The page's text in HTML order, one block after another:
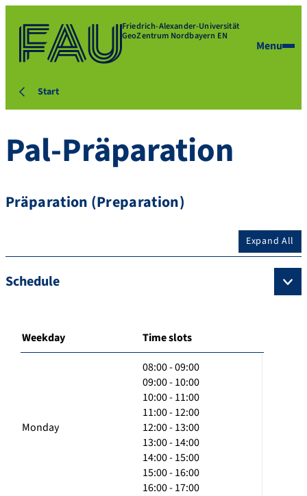
Friedrich-Alexander-Universität
GeoZentrum Nordbayern EN
Menu
Start
Pal-Präparation
Präparation (Preparation)
Expand All
Schedule
Weekday Time slots
Monday
08:00 - 09:00
09:00 - 10:00
10:00 - 11:00
11:00 - 12:00
12:00 - 13:00
13:00 - 14:00
14:00 - 15:00
15:00 - 16:00
16:00 - 17:00